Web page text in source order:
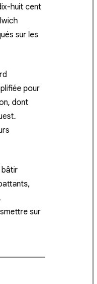
huit cent
sur les
pour
dont
bâtir
sur